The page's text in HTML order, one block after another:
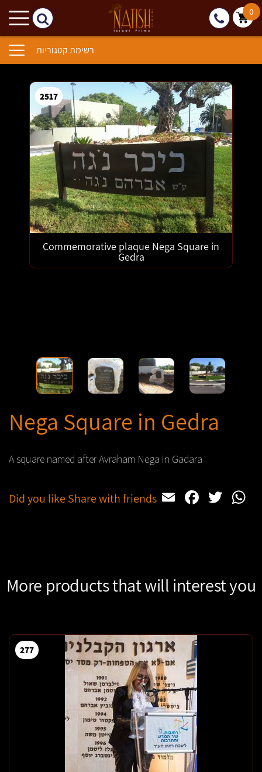
0
רשימת קטגוריות
Nega Square in Gedra
A square named after Avraham Nega in Gadara
Did you like Share with friends Email
2517
Commemorative plaque Nega Square in
Gedra
2518
2519
2520
More products that will interest you
277